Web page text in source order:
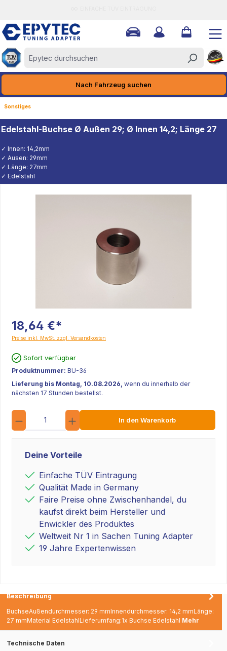
Nach Fahrzeug suchen
Sonstiges
Edelstahl-Buchse Ø Außen 29; Ø Innen 14,2; Länge 27
✓ Innen: 14,2mm
✓ Ausen: 29mm
✓ Länge: 27mm
✓ Edelstahl
18,64 €*
Preise inkl. MwSt. zzgl. Versandkosten
Sofort verfügbar
Produktnummer: BU-36
Lieferung bis Montag, 10.08.2026, wenn du innerhalb der
nächsten 17 Stunden bestellst.
Anzahl
In den Warenkorb
Deine Vorteile
Einfache TÜV Eintragung
Qualität Made in Germany
Faire Preise ohne Zwischenhandel, du
kaufst direkt beim Hersteller und
Enwickler des Produktes
Weltweit Nr 1 in Sachen Tuning Adapter
19 Jahre Expertenwissen
Beschreibung
BuchseAußendurchmesser: 29 mmInnendurchmesser: 14,2 mmLänge:
27 mmMaterial EdelstahlLieferumfang:1x Buchse Edelstahl Mehr
Technische Daten